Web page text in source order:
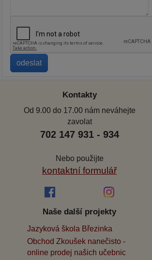
Kontakty
Od 9.00 do 17.00 nám neváhejte
zavolat
702 147 931 - 934
Nebo použijte
kontaktní formulář
Naše další projekty
Jazyková škola Březinka
Obchod Zkoušek nanečisto -
online prodej našich učebnic